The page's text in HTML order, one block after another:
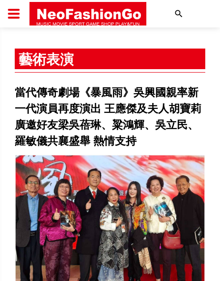
搜尋
藝術表演
當代傳奇劇場《暴風雨》吳興國親率新
一代演員再度演出 王應傑及夫人胡寶莉
廣邀好友梁吳蓓琳、粱鴻輝、吳立民、
羅敏儀共襄盛舉 熱情支持